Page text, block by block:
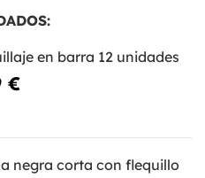
en barra 12 unidades
€
negra corta con flequillo